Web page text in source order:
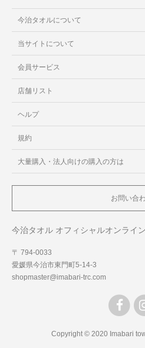
今治タオルについて
当サイトについて
会員サービス
店舗リスト
ヘルプ
規約
大量購入・法人向けの購入の方は
お問い合
今治タオル オフィシャルオンライ
〒 794-0033
愛媛県今治市東門町5-14-3
shopmaster@imabari-trc.com
Copyright © 2020 Imabari